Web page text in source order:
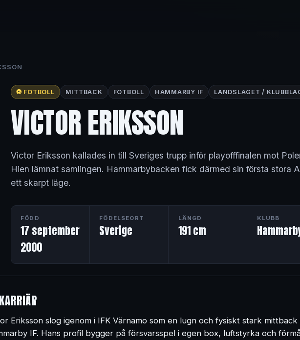
⚽ FOTBOLL MITTBACK FOTBOLL HAMMARBY IF LANDSLAGET /
VICTOR ERIKSSON
Victor Eriksson kallades in till Sveriges trupp inför playofffinalen mot
Hien lämnat samlingen. Hammarbybacken fick därmed sin första stora
ett skarpt läge.
FÖDD
17 september
2000
FÖDELSEORT
Sverige
LÄNGD
191 cm
KLUBB
KARRIÄR
Eriksson slog igenom i IFK Värnamo som en lugn och fysiskt stark
IF. Hans profil bygger på försvarsspel i egen box, luftstyrka och